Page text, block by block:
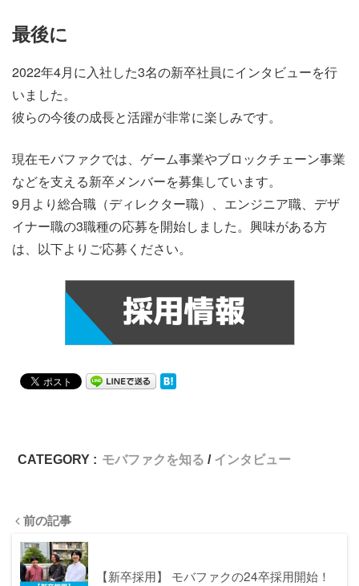
最後に
2022年4月に入社した3名の新卒社員にインタビューを行
いました。
彼らの今後の成長と活躍が非常に楽しみです。
現在モバファクでは、ゲーム事業やブロックチェーン事業
などを支える新卒メンバーを募集しています。
9月より総合職（ディレクター職）、エンジニア職、デザ
イナー職の3職種の応募を開始しました。 興味がある方
は、以下よりご応募ください。
CATEGORY : モバファクを知る インタビュー
前の記事
【新卒採用】 モバファクの24卒採用開始！